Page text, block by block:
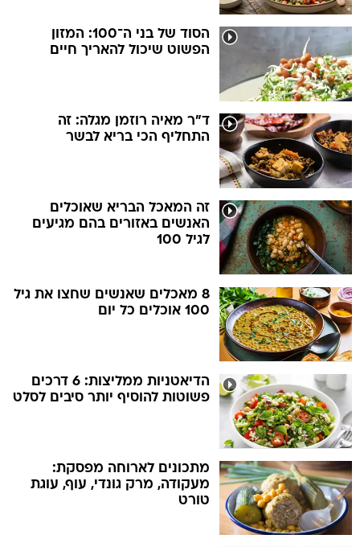
הסוד של בני ה־100: המזון
הפשוט שיכול להאריך חיים
ד"ר מאיה רוזמן מגלה: זה
התחליף הכי בריא לבשר
זה המאכל הבריא שאוכלים
האנשים באזורים בהם מגיעים
לגיל 100
8 מאכלים שאנשים שחצו את גיל
100 אוכלים כל יום
הדיאטניות ממליצות: 6 דרכים
פשוטות להוסיף יותר סיבים לסלט
מתכונים לארוחה מפסקת:
מעקודה, מרק גונדי, עוף, עוגת
טורט